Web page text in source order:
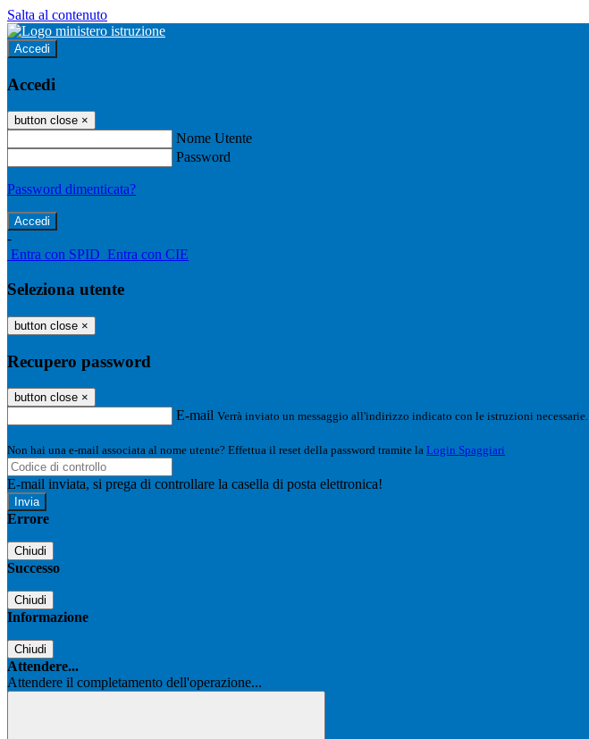
Salta al contenuto
Accedi
Accedi
button close ×
Nome Utente
Password
Password dimenticata?
-
Entra con SPID Entra con CIE
Seleziona utente
button close ×
Recupero password
button close ×
E-mail Verrà inviato un messaggio all'indirizzo indicato con le istruzioni necessarie.
Non hai una e-mail associata al nome utente? Effettua il reset della password tramite la Login Spaggiari
E-mail inviata, si prega di controllare la casella di posta elettronica!
Errore
Chiudi
Successo
Chiudi
Informazione
Chiudi
Attendere...
Attendere il completamento dell'operazione...